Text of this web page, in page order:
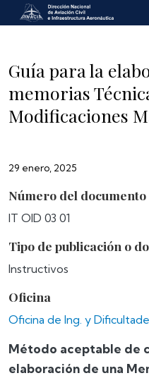
Pasar al contenido principal
Guía para la
memorias
Modificaciones
29 enero, 2025
Número del documento
IT OID 03 01
Tipo de publicación o
Instructivos
Oficina
Oficina de Ing. y
Método aceptable de
elaboración de una